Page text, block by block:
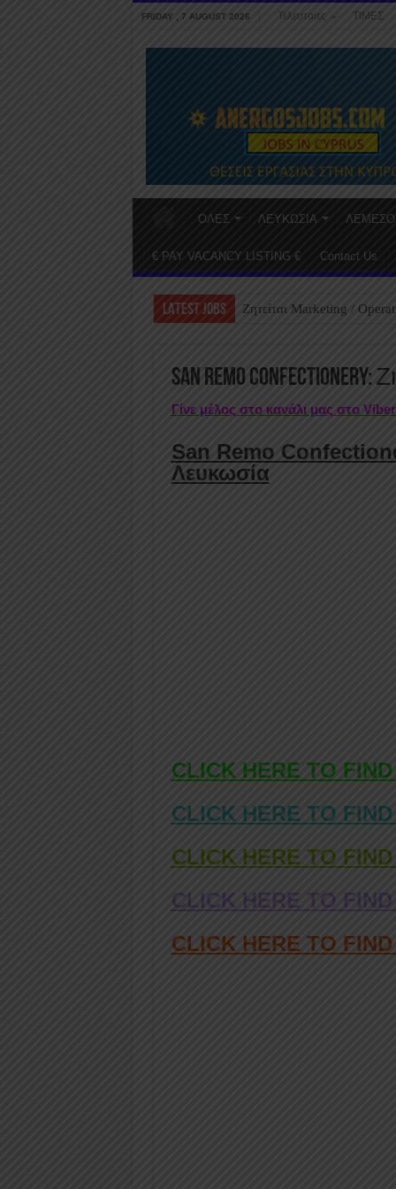
FRIDAY , 7 AUGUST 2026 Τελευταίες ΤΙΜΕΣ
ΟΛΕΣ ΛΕΥΚΩΣΙΑ
€ PAY VACANCY LISTING € Contact Us
LATEST JOBS Ζητείται Marketing /
San Remo
Γίνε μέλος στο κανάλι μας στο
San Remo
Λευκωσία
CLICK HERE TO
CLICK HERE TO
CLICK HERE TO
CLICK HERE TO
CLICK HERE TO